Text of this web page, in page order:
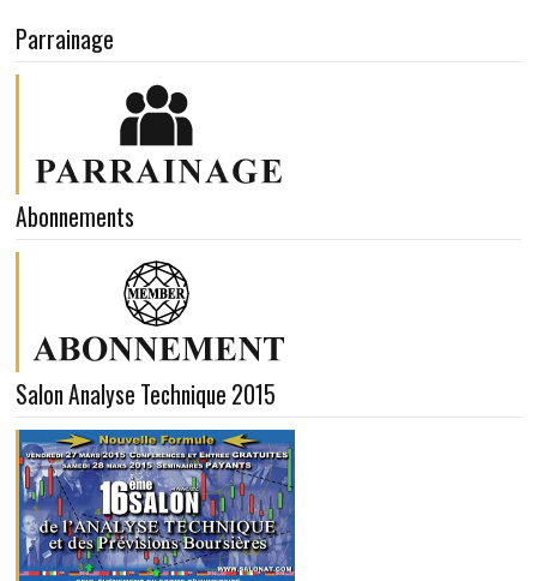
Parrainage
Abonnements
Salon Analyse Technique 2015